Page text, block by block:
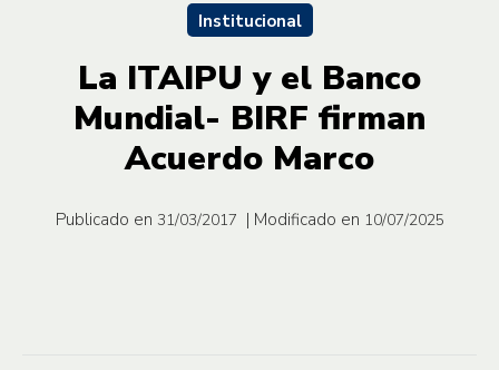
Institucional
La ITAIPU y el Banco
Mundial- BIRF firman
Acuerdo Marco
Publicado en 31/03/2017 | Modificado en 10/07/2025